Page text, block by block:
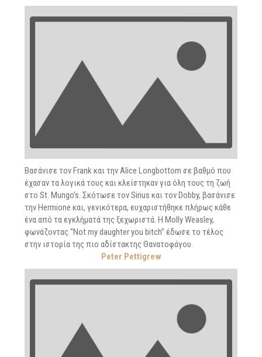
Βασάνισε τον Frank και την Alice Longbottom σε βαθμό που
έχασαν τα λογικά τους και κλείστηκαν για όλη τους τη ζωή
στο St. Mungo’s. Σκότωσε τον Sirius και τον Dobby, βασάνισε
την Hermione και, γενικότερα, ευχαριστήθηκε πλήρως κάθε
ένα από τα εγκλήματά της ξεχωριστά. Η Molly Weasley,
φωνάζοντας “Not my daughter you bitch” έδωσε το τέλος
στην ιστορία της πιο αδίστακτης Θανατοφάγου.
Peter Pettigrew